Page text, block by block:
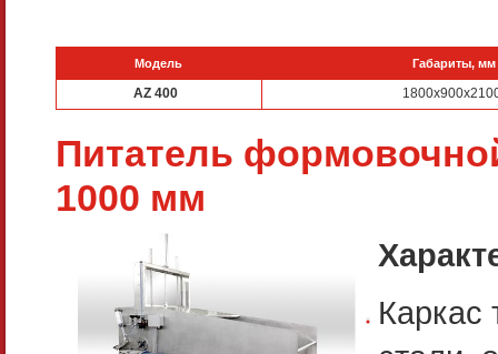
Модель Габариты, мм
AZ 400
Питатель
1000 мм
Каркас